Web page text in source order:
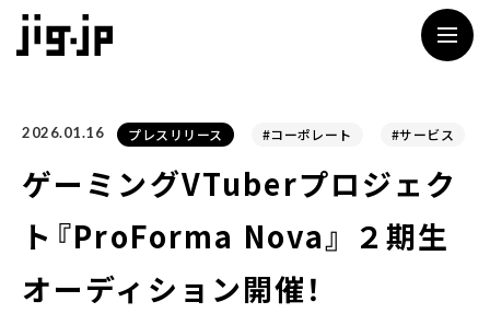
2026.01.16 プレスリリース #コーポレート #サービス
ゲーミングVTuberプロジェク
ト『ProForma Nova』 ２期生
オーディション開催！